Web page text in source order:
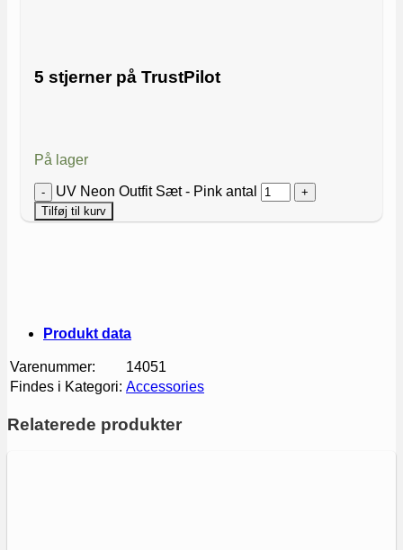
5 stjerner på TrustPilot
På lager
UV Neon Outfit Sæt - Pink antal
Tilføj til kurv
Produkt data
Varenummer:
14051
Findes i Kategori: Accessories
Relaterede produkter